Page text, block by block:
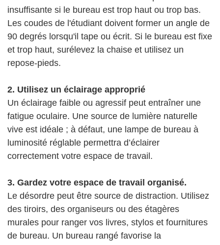
insuffisante si le bureau est trop haut ou trop bas.
Les coudes de l'étudiant doivent former un angle de
90 degrés lorsqu'il tape ou écrit. Si le bureau est fixe
et trop haut, surélevez la chaise et utilisez un
repose-pieds.
2. Utilisez un éclairage approprié
Un éclairage faible ou agressif peut entraîner une
fatigue oculaire. Une source de lumière naturelle
vive est idéale ; à défaut, une lampe de bureau à
luminosité réglable permettra d’éclairer
correctement votre espace de travail.
3. Gardez votre espace de travail organisé.
Le désordre peut être source de distraction. Utilisez
des tiroirs, des organiseurs ou des étagères
murales pour ranger vos livres, stylos et fournitures
de bureau. Un bureau rangé favorise la